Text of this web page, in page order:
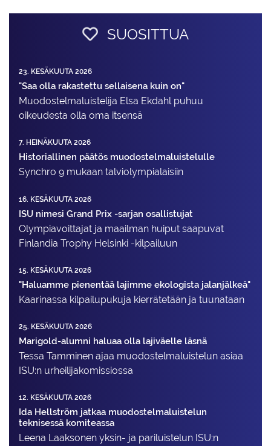
SUOSITTUA
23. KESÄKUUTA 2026
"Saa olla rakastettu sellaisena kuin on"
Muodostelma­luistelija Elsa Ekdahl puhuu
oikeudesta olla oma itsensä
7. HEINÄKUUTA 2026
Historiallinen päätös muodostelmaluistelulle
Synchro 9 mukaan talviolympialaisiin
16. KESÄKUUTA 2026
ISU nimesi Grand Prix -sarjan osallistujat
Olympiavoittajat ja maailman huiput saapuvat
Finlandia Trophy Helsinki -kilpailuun
15. KESÄKUUTA 2026
"Haluamme pienentää lajimme ekologista jalanjälkeä"
Kaarinassa kilpailupukuja kierrätetään ja tuunataan
25. KESÄKUUTA 2026
Marigold-alumni haluaa olla lajiväelle läsnä
Tessa Tamminen ajaa muodostelma­luistelun asiaa
ISU:n urheilija­komissiossa
12. KESÄKUUTA 2026
Ida Hellström jatkaa muodostelmaluistelun
teknisessä komiteassa
Leena Laaksonen yksin- ja pariluistelun ISU:n